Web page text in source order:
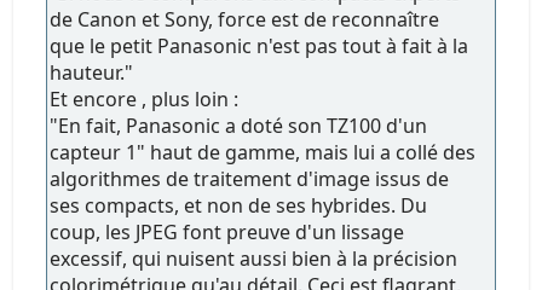
de Canon et Sony, force est de reconnaître
que le petit Panasonic n'est pas tout à fait à la
hauteur."
Et encore , plus loin :
"En fait, Panasonic a doté son TZ100 d'un
capteur 1" haut de gamme, mais lui a collé des
algorithmes de traitement d'image issus de
ses compacts, et non de ses hybrides. Du
coup, les JPEG font preuve d'un lissage
excessif, qui nuisent aussi bien à la précision
colorimétrique qu'au détail. Ceci est flagrant,